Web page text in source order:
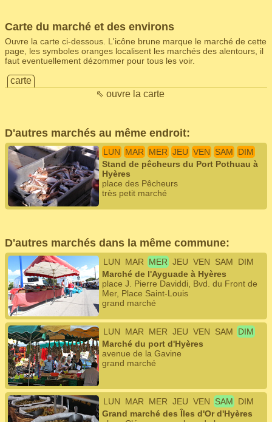
Carte du marché et des environs
Ouvre la carte ci-dessous. L'icône brune marque le marché de cette
page, les symboles oranges localisent les marchés des alentours, il
faut eventuellement dézommer pour tous les voir.
carte
⇖ ouvre la carte
D'autres marchés au même endroit:
LUN MAR MER JEU VEN SAM
DIM
Stand de pêcheurs du Port Pothuau à
Hyères
place des Pêcheurs
très petit marché
D'autres marchés dans la même commune:
LUN MAR MER JEU VEN SAM
DIM
Marché de l'Ayguade à Hyères
place J. Pierre Daviddi, Bvd. du Front de
Mer, Place Saint-Louis
grand marché
LUN MAR MER JEU VEN SAM
DIM
Marché du port d'Hyères
avenue de la Gavine
grand marché
LUN MAR MER JEU VEN SAM
DIM
Grand marché des Îles d'Or d'Hyères